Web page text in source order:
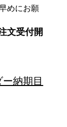
めにお願
文受付開
納期目